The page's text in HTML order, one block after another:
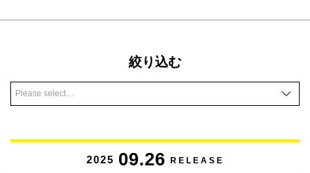
絞り込む
2025 09.26 RELEASE